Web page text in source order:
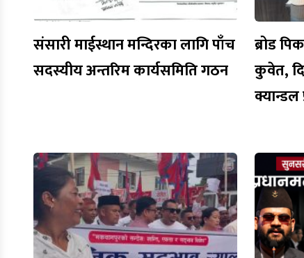
संसारी माईस्थान मन्दिरका लागि पाँच
सदस्यीय अन्तरिम कार्यसमिति गठन
ब्रोड
कुवेत,